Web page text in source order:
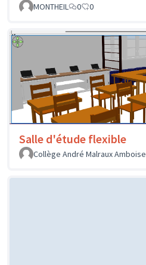
MONTHEIL
0 0
Salle d'étude flexible
Collège André Malraux Amboise